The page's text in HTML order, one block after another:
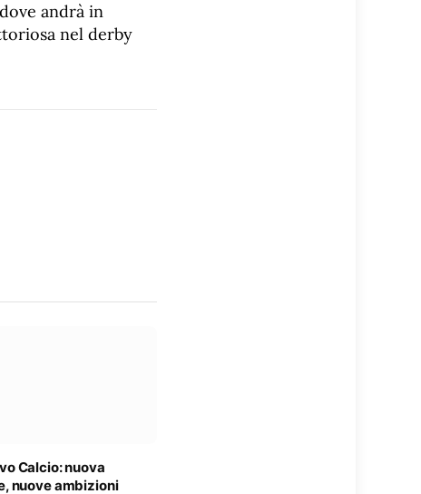
andrà in
nel derby
Calcio: nuova
nuove ambizioni